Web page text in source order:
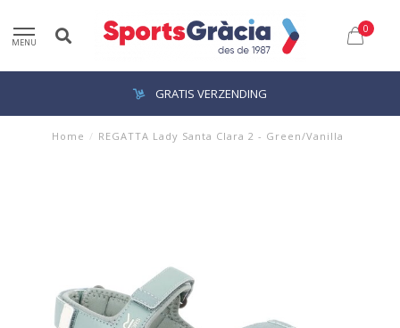
MENU
0
GRATIS VERZENDING
Home / REGATTA Lady Santa Clara 2 - Green/Vanilla